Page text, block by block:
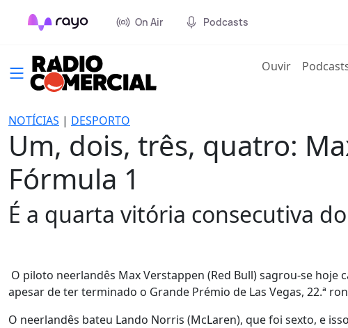
On Air Podcasts
Ouvir(current)
NOTÍCIAS | DESPORTO
Um, dois, três, quatro:
Fórmula 1
É a quarta vitória consecutiva
O piloto neerlandês Max Verstappen (Red Bull) sagrou-se
apesar de ter terminado o Grande Prémio de Las Vegas, 22.ª
O neerlandês bateu Lando Norris (McLaren), que foi sexto, e